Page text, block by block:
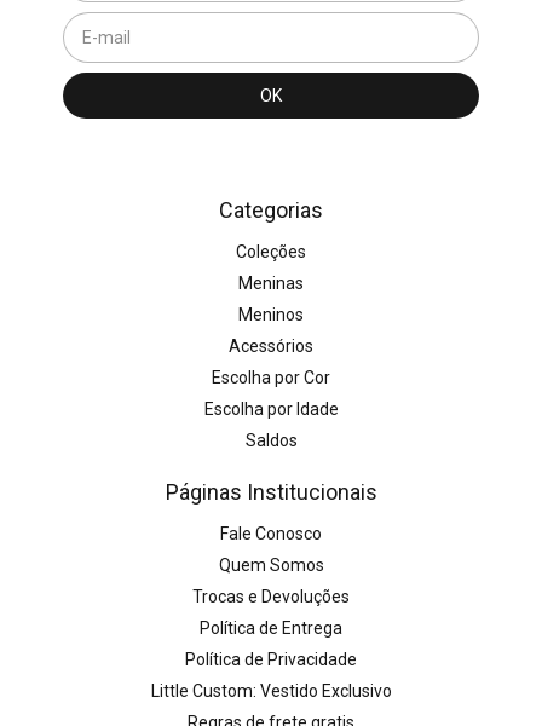
Categorias
Coleções
Meninas
Meninos
Acessórios
Escolha por Cor
Escolha por Idade
Saldos
Páginas Institucionais
Fale Conosco
Quem Somos
Trocas e Devoluções
Política de Entrega
Política de Privacidade
Little Custom: Vestido Exclusivo